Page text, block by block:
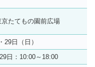
たてもの園前広場
29日（日）
日：10:00～18:00